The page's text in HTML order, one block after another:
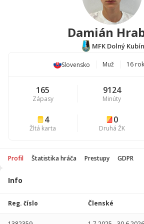
Damián
MFK Dolný Kubín
Slovensko Muž 16
165
Zápasy
9124
Minúty
4
Žltá karta
0
Druhá ŽK
Profil Štatistika hráča Prestupy GDPR
Info
Reg. číslo Členské
Štatistika